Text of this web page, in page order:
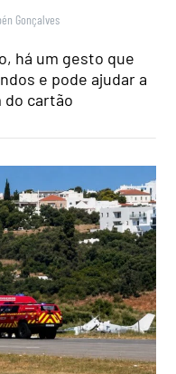
Gonçalves
há um gesto que
e pode ajudar a
do cartão